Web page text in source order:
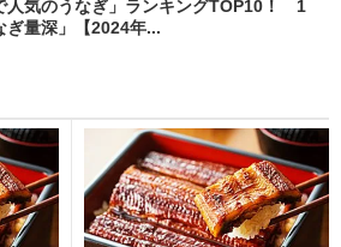
人気のうなぎ」ランキングTOP10！ 1
ぎ量深」【2024年...